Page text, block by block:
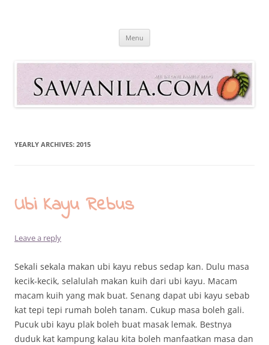
Sawanila.com
All In One Family Blog
Menu
YEARLY ARCHIVES: 2015
Ubi Kayu Rebus
Leave a reply
Sekali sekala makan ubi kayu rebus sedap kan. Dulu masa
kecik-kecik, selalulah makan kuih dari ubi kayu. Macam
macam kuih yang mak buat. Senang dapat ubi kayu sebab
kat tepi tepi rumah boleh tanam. Cukup masa boleh gali.
Pucuk ubi kayu plak boleh buat masak lemak. Bestnya
duduk kat kampung kalau kita boleh manfaatkan masa dan